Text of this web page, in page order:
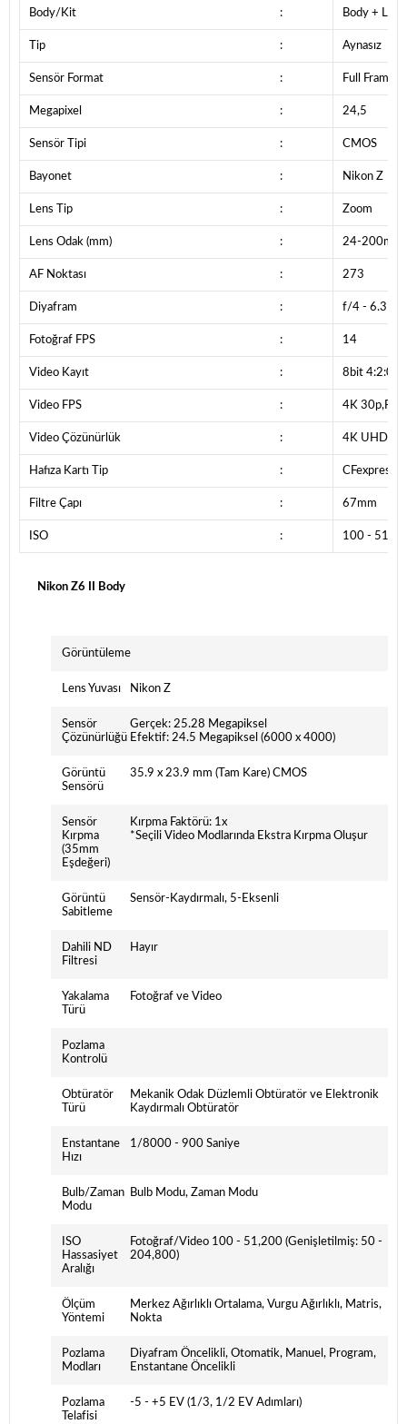
Body/Kit : Body +
Tip : Aynasız
Sensör Format : Full Frame
Megapixel : 24,5
Sensör Tipi : CMOS
Bayonet : Nikon Z
Lens Tip : Zoom
Lens Odak (mm) : 24-200mm
AF Noktası : 273
Diyafram : f/4 - 6.3
Fotoğraf FPS : 14
Video Kayıt : 8bit 4:2:0
Video FPS : 4K 30p,Full
Video Çözünürlük : 4K UHD
Hafıza Kartı Tip : CFexpress-
Filtre Çapı : 67mm
ISO : 100 -
Nikon Z6 II Body
Görüntüleme
Lens Yuvası Nikon Z
Sensör
Çözünürlüğü
Gerçek: 25.28 Megapiksel
Efektif: 24.5 Megapiksel (6000 x 4000)
Görüntü
Sensörü
35.9 x 23.9 mm (Tam Kare) CMOS
Sensör
Kırpma
(35mm
Eşdeğeri)
Kırpma Faktörü: 1x
*Seçili Video Modlarında Ekstra Kırpma Oluşur
Görüntü
Sabitleme
Sensör-Kaydırmalı, 5-Eksenli
Dahili ND
Filtresi
Hayır
Yakalama
Türü
Fotoğraf ve Video
Pozlama
Kontrolü
Obtüratör
Türü
Mekanik Odak Düzlemli Obtüratör ve Elektronik
Kaydırmalı Obtüratör
Enstantane
Hızı
1/8000 - 900 Saniye
Bulb/Zaman
Modu
Bulb Modu, Zaman Modu
ISO
Hassasiyet
Aralığı
Fotoğraf/Video 100 - 51,200 (Genişletilmiş: 50 -
204,800)
Ölçüm
Yöntemi
Merkez Ağırlıklı Ortalama, Vurgu Ağırlıklı, Matris,
Nokta
Pozlama
Modları
Diyafram Öncelikli, Otomatik, Manuel, Program,
Enstantane Öncelikli
Pozlama
Telafisi
-5 - +5 EV (1/3, 1/2 EV Adımları)